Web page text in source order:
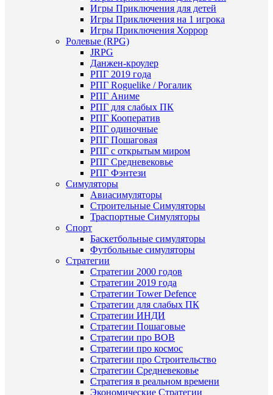
Игры Приключения для детей
Игры Приключения на 1 игрока
Игры Приключения Хоррор
Ролевые (RPG)
JRPG
Данжен-кроулер
РПГ 2019 года
РПГ Roguelike / Рогалик
РПГ Аниме
РПГ для слабых ПК
РПГ Кооператив
РПГ одиночные
РПГ Пошаговая
РПГ с открытым миром
РПГ Средневековье
РПГ Фэнтези
Симуляторы
Авиасимуляторы
Строительныe Симуляторы
Траспортные Симуляторы
Спорт
Баскетбольные симуляторы
Футбольные симуляторы
Стратегии
Стратегии 2000 годов
Стратегии 2019 года
Стратегии Tower Defence
Стратегии для слабых ПК
Стратегии ИНДИ
Стратегии Пошаговые
Стратегии про ВОВ
Стратегии про космос
Стратегии про Строительство
Стратегии Средневековье
Стратегия в реальном времени
Экономические Стратегии